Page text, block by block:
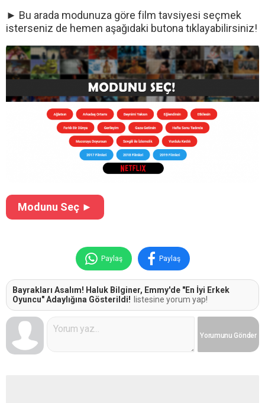
► Bu arada modunuza göre film tavsiyesi seçmek
isterseniz de hemen aşağıdaki butona tıklayabilirsiniz!
Modunu Seç ►
Paylaş Paylaş
Bayrakları Asalım! Haluk Bilginer, Emmy'de "En İyi Erkek
Oyuncu" Adaylığına Gösterildi! listesine yorum yap!
Yorumunu Gönder